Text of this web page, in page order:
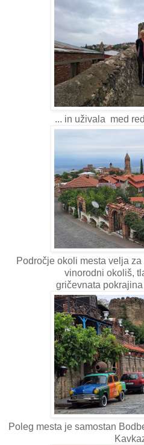
... in uživala med
Področje okoli mesta velja
vinorodni okoliš,
gričevnata
Poleg mesta je samostan